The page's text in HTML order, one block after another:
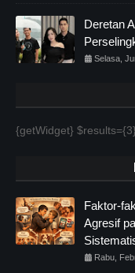
Deretan
Selasa,
{getWidget}
Faktor-
Agresif
Rabu,